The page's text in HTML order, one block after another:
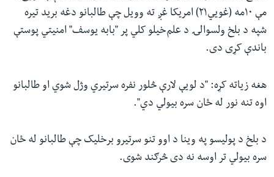
مې ۱۰مه (غويي۲۱) امریکا غږ ته وویل چې طالبانو دغه برید تیره
شپه د بلخ ولسوالۍ د علم‌خیلو کلي پر "بابه یوسف" امنیتي پوستې
باندې کړی دی.
هغه زیاته کړه: "د لویې لارې څلور نفره سرتیري وژل شوي او طالبانو
اوه تنه نور له ځان سره بیولي دي".
د بلخ د پولیسو په وینا د اوو تنو سرتیرو برخلیک چې طالبانو له ځان
سره بیولي تر اوسه نه دی څرګند شوی.